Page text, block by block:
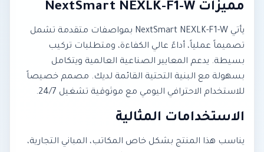
مميزات NextSmart NEXLK-F1-W
يأتي NextSmart NEXLK-F1-W بمواصفات متقدمة تشمل
تصميماً عملياً، أداءً عالي الكفاءة، ومتطلبات تركيب
بسيطة. يدعم المعايير الصناعية العالمية ويتكامل
بسهولة مع البنية التحتية القائمة لديك. مصمم خصيصاً
للاستخدام الاحترافي اليومي مع موثوقية تشغيل 24/7.
الاستخدامات المثالية
يناسب هذا المنتج بشكل خاص المكاتب، المباني التجارية،